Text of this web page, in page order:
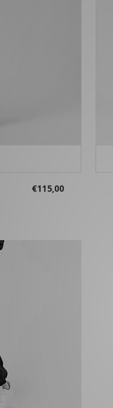
€115,00